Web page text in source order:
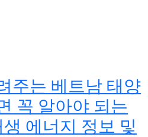
주는 베트남 태양
꼭 알아야 되는
에너지 정보 및